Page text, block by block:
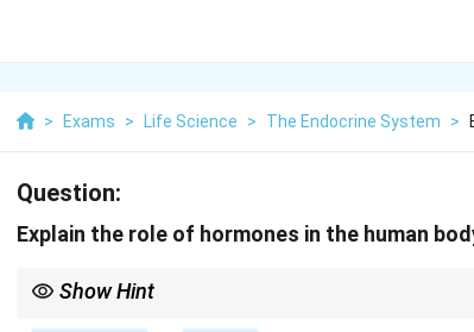
> Exams > Life Science > The Endocrine System >
Question:
Explain the role of hormones in the human
Show Hint